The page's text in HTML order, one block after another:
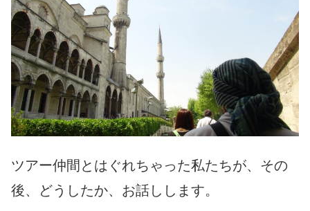
ツアー仲間とはぐれちゃった私たちが、その
後、どうしたか、お話しします。